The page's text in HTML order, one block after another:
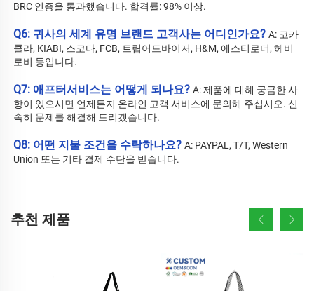
BRC 인증을 통과했습니다. 합격률: 98% 이상.
Q6: 귀사의 세계 유명 브랜드 고객사는 어디인가요? A: 코카
콜라, KIABI, 스코다, FCB, 트립어드바이저, H&M, 에스티로더, 헤비
로비 등입니다.
Q7: 애프터서비스는 어떻게 되나요? A: 제품에 대해 궁금한 사
항이 있으시면 언제든지 온라인 고객 서비스에 문의해 주십시오. 신
속히 문제를 해결해 드리겠습니다.
Q8: 어떤 지불 조건을 수락하나요? A: PAYPAL, T/T, Western
Union 또는 기타 결제 수단을 받습니다.
추천 제품